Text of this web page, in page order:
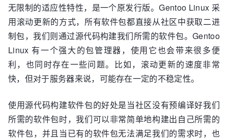
无限制的适应性特性，是一个原发行版。Gentoo Linux 采
用滚动更新的方式，所有软件包都直接从社区中获取二进
制包，我们则通过源代码构建我们所需的软件包。Gentoo
Linux 有一个强大的包管理器，使用它也会带来很多便
利，也同时存在一些问题。比如，滚动更新的速度非常
快，但对于服务器来说，可能存在一定的不稳定性。
使用源代码构建软件包的好处是当社区没有预编译好我们
所需的软件包时，我们可以非常简单地构建出自己所需的
软件包，并且当已有的软件包无法满足我们的需求时，也